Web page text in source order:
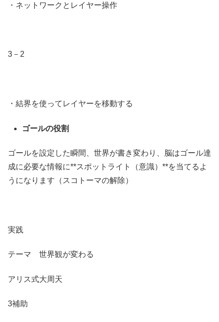
・ネットワークとレイヤー操作
3－2
・結界を使ってレイヤーを移動する
ゴールの役割
ゴールを設定した瞬間、世界が書き変わり、脳はゴール達
成に必要な情報に**スポットライト（意識）**を当てるよ
うになります（スコトーマの解除）
実践
テーマ 世界観が変わる
アリス式大周天
3補助